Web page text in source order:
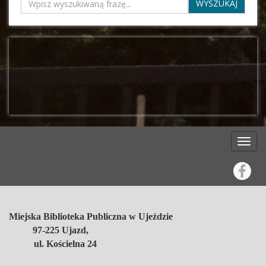
Miejska Biblioteka Publiczna w Ujeździe
97-225 Ujazd,
ul. Kościelna 24